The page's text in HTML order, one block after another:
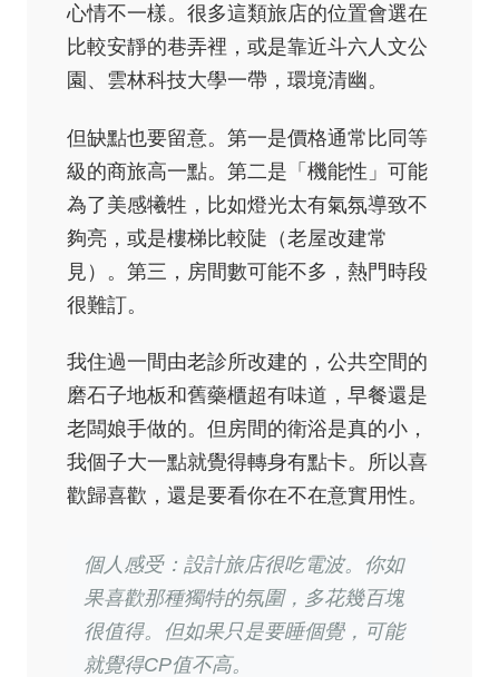
心情不一樣。很多這類旅店的位置會選在
比較安靜的巷弄裡，或是靠近斗六人文公
園、雲林科技大學一帶，環境清幽。
但缺點也要留意。第一是價格通常比同等
級的商旅高一點。第二是「機能性」可能
為了美感犧牲，比如燈光太有氣氛導致不
夠亮，或是樓梯比較陡（老屋改建常
見）。第三，房間數可能不多，熱門時段
很難訂。
我住過一間由老診所改建的，公共空間的
磨石子地板和舊藥櫃超有味道，早餐還是
老闆娘手做的。但房間的衛浴是真的小，
我個子大一點就覺得轉身有點卡。所以喜
歡歸喜歡，還是要看你在不在意實用性。
個人感受：設計旅店很吃電波。你如
果喜歡那種獨特的氛圍，多花幾百塊
很值得。但如果只是要睡個覺，可能
就覺得CP值不高。